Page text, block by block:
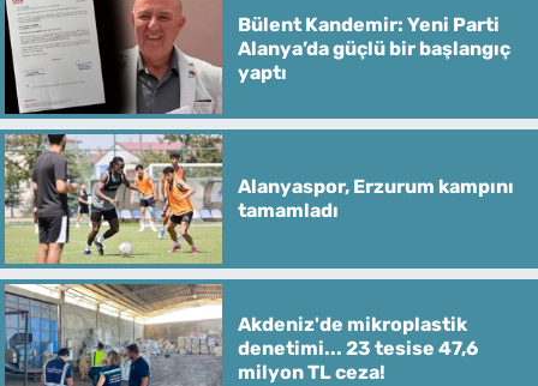
Bülent Kandemir: Yeni Parti
Alanya’da güçlü bir başlangıç
yaptı
Alanyaspor, Erzurum kampını
tamamladı
Akdeniz'de mikroplastik
denetimi... 23 tesise 47,6
milyon TL ceza!